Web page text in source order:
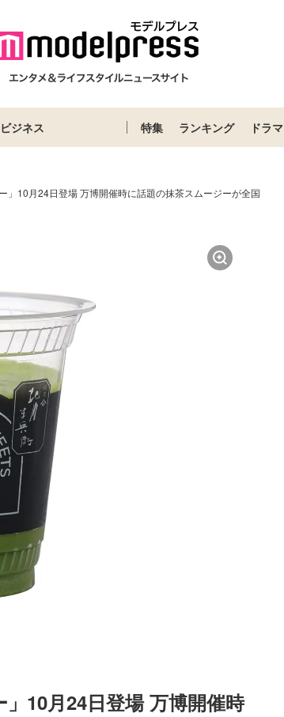
ビジネス 特集 ランキング ドラマ
」10月24日登場 万博開催時に話題の抹茶スムージーが全国
10月24日登場 万博開催時